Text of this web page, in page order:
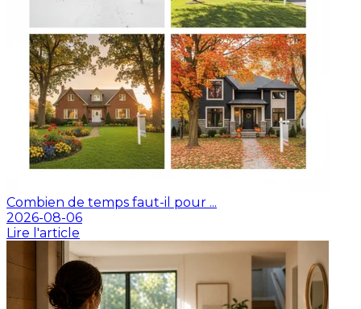
Combien de temps faut-il pour ...
2026-08-06
Lire l'article